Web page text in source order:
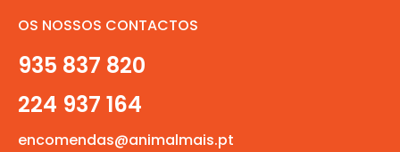
OS NOSSOS CONTACTOS
935 837 820
224 937 164
encomendas@animalmais.pt